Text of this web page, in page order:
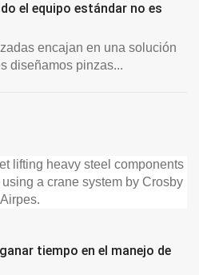
el equipo estándar no es
encajan en una solución
diseñamos pinzas...
tiempo en el manejo de